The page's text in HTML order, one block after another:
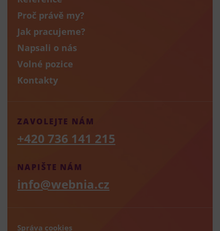
Proč právě my?
Jak pracujeme?
Napsali o nás
Volné pozice
Kontakty
NAPIŠTE NÁM
info@webnia.cz
ZAVOLEJTE NÁM
+420 736 141 215
Správa cookies